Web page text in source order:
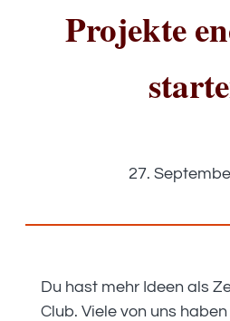
Projekte
27.
Du hast mehr Ideen als
Club. Viele von uns